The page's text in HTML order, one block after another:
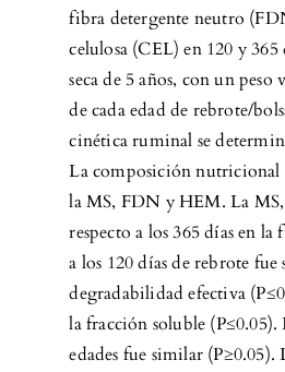
fibra detergente neutro
celulosa (CEL) en 120 y
seca de 5 años, con un
de cada edad de rebrote/
cinética ruminal se
La composición nutricional
la MS, FDN y HEM. La
respecto a los 365 días en
a los 120 días de rebrote
degradabilidad efectiva
la fracción soluble
edades fue similar